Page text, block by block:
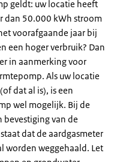
geldt: uw locatie heeft
dan 50.000 kWh stroom
voorafgaande jaar bij
een hoger verbruik? Dan
in aanmerking voor
Als uw locatie
dat al is), is een
wel mogelijk. Bij de
bevestiging van de
dat de aardgasmeter
worden weggehaald. Let